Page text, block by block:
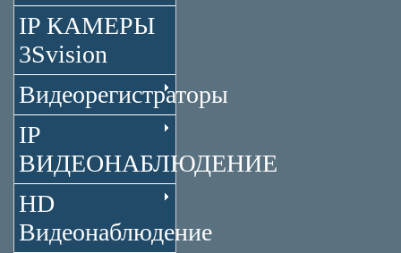
IP КАМЕРЫ
3Svision
Видеорегистраторы
IP
ВИДЕОНАБЛЮДЕНИЕ
HD
Видеонаблюдение